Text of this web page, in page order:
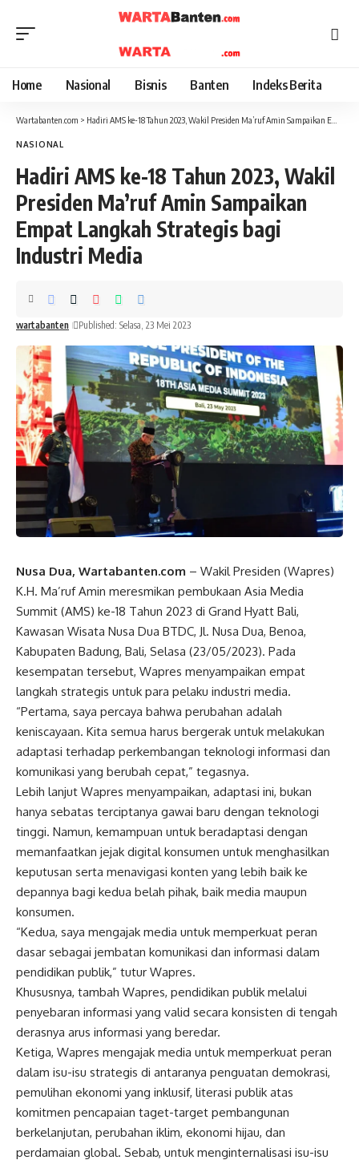
Home Nasional Bisnis Banten Indeks Berita
Wartabanten.com > Hadiri AMS ke-18 Tahun 2023, Wakil Presiden Ma’ruf Amin Sampaikan Empat Langkah Strategis bagi Industri Media
NASIONAL
Hadiri AMS ke-18 Tahun 2023, Wakil
Presiden Ma’ruf Amin Sampaikan
Empat Langkah Strategis bagi
Industri Media
wartabanten Published: Selasa, 23 Mei 2023
Nusa Dua, Wartabanten.com – Wakil Presiden (Wapres)
K.H. Ma’ruf Amin meresmikan pembukaan Asia Media
Summit (AMS) ke-18 Tahun 2023 di Grand Hyatt Bali,
Kawasan Wisata Nusa Dua BTDC, Jl. Nusa Dua, Benoa,
Kabupaten Badung, Bali, Selasa (23/05/2023). Pada
kesempatan tersebut, Wapres menyampaikan empat
langkah strategis untuk para pelaku industri media.
“Pertama, saya percaya bahwa perubahan adalah
keniscayaan. Kita semua harus bergerak untuk melakukan
adaptasi terhadap perkembangan teknologi informasi dan
komunikasi yang berubah cepat,” tegasnya.
Lebih lanjut Wapres menyampaikan, adaptasi ini, bukan
hanya sebatas terciptanya gawai baru dengan teknologi
tinggi. Namun, kemampuan untuk beradaptasi dengan
memanfaatkan jejak digital konsumen untuk menghasilkan
keputusan serta menavigasi konten yang lebih baik ke
depannya bagi kedua belah pihak, baik media maupun
konsumen.
“Kedua, saya mengajak media untuk memperkuat peran
dasar sebagai jembatan komunikasi dan informasi dalam
pendidikan publik,” tutur Wapres.
Khususnya, tambah Wapres, pendidikan publik melalui
penyebaran informasi yang valid secara konsisten di tengah
derasnya arus informasi yang beredar.
Ketiga, Wapres mengajak media untuk memperkuat peran
dalam isu-isu strategis di antaranya penguatan demokrasi,
pemulihan ekonomi yang inklusif, literasi publik atas
komitmen pencapaian taget-target pembangunan
berkelanjutan, perubahan iklim, ekonomi hijau, dan
perdamaian global. Sebab, untuk menginternalisasi isu-isu